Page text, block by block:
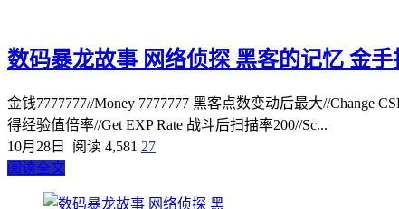
数码暴龙故事 网络侦探 黑客的记忆 金手
金钱7777777//Money 7777777 黑客点数变动后最大//Change
得经验值倍率//Get EXP Rate 战斗后扫描率200//Sc...
10月28日
阅读 4,581 27
阅读全文